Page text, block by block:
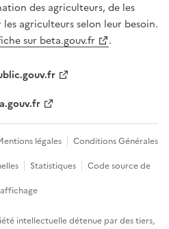
des agriculteurs, de les
agriculteurs selon leur besoin.
sur beta.gouv.fr .
légales
Conditions Générales
Statistiques
Code source de
intellectuelle détenue par des tiers,